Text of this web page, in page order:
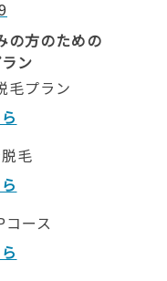
の方のための
ン
毛プラン
毛
コース